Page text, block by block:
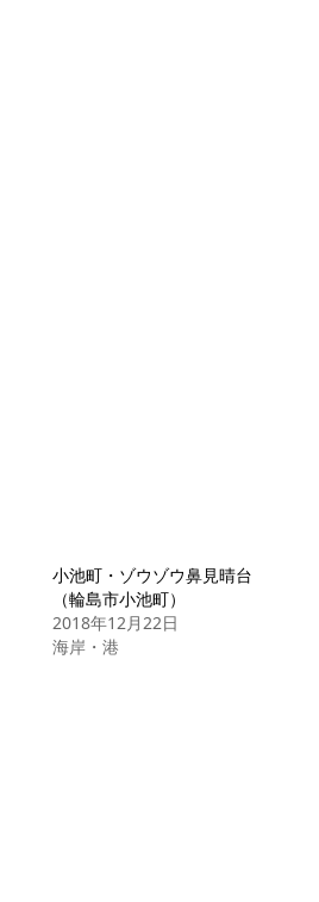
小池町・ゾウゾウ鼻見晴台
（輪島市小池町）
2018年12月22日
海岸・港